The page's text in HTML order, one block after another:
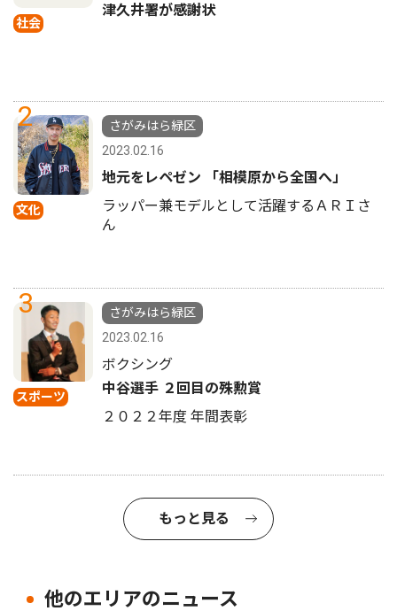
社会
津久井署が感謝状
2
文化
さがみはら緑区
2023.02.16
地元をレペゼン 「相模原から全国へ」
ラッパー兼モデルとして活躍するＡＲＩさ
ん
3
スポーツ
さがみはら緑区
2023.02.16
ボクシング
中谷選手 ２回目の殊勲賞
２０２２年度 年間表彰
もっと見る
他のエリアのニュース